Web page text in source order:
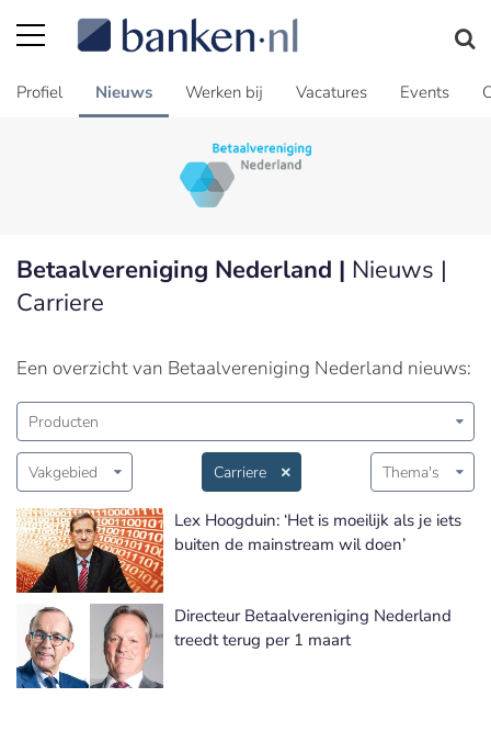
Profiel Nieuws Werken bij Vacatures Events
Betaalvereniging Nederland | Nieuws |
Carriere
Een overzicht van Betaalvereniging Nederland nieuws:
Producten
Vakgebied Carriere Thema's
Lex Hoogduin: ‘Het is moeilijk als je iets
buiten de mainstream wil doen’
Directeur Betaalvereniging Nederland
treedt terug per 1 maart